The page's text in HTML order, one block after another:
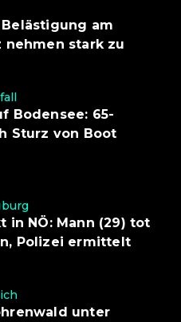
am
nehmen stark zu
Bodensee: 65-
Sturz von Boot
in NÖ: Mann (29) tot
Polizei ermittelt
unter